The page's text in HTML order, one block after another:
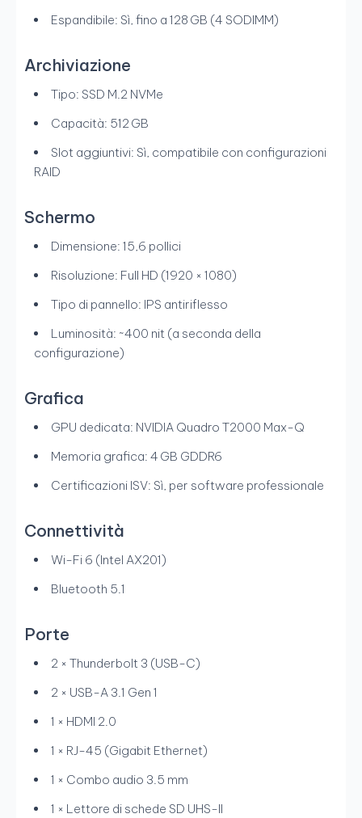
Espandibile: Sì, fino a 128 GB (4 SODIMM)
Archiviazione
Tipo: SSD M.2 NVMe
Capacità: 512 GB
Slot aggiuntivi: Sì, compatibile con configurazioni
RAID
Schermo
Dimensione: 15,6 pollici
Risoluzione: Full HD (1920 × 1080)
Tipo di pannello: IPS antiriflesso
Luminosità: ~400 nit (a seconda della
configurazione)
Grafica
GPU dedicata: NVIDIA Quadro T2000 Max-Q
Memoria grafica: 4 GB GDDR6
Certificazioni ISV: Sì, per software professionale
Connettività
Wi-Fi 6 (Intel AX201)
Bluetooth 5.1
Porte
2 × Thunderbolt 3 (USB-C)
2 × USB-A 3.1 Gen 1
1 × HDMI 2.0
1 × RJ-45 (Gigabit Ethernet)
1 × Combo audio 3.5 mm
1 × Lettore di schede SD UHS-II